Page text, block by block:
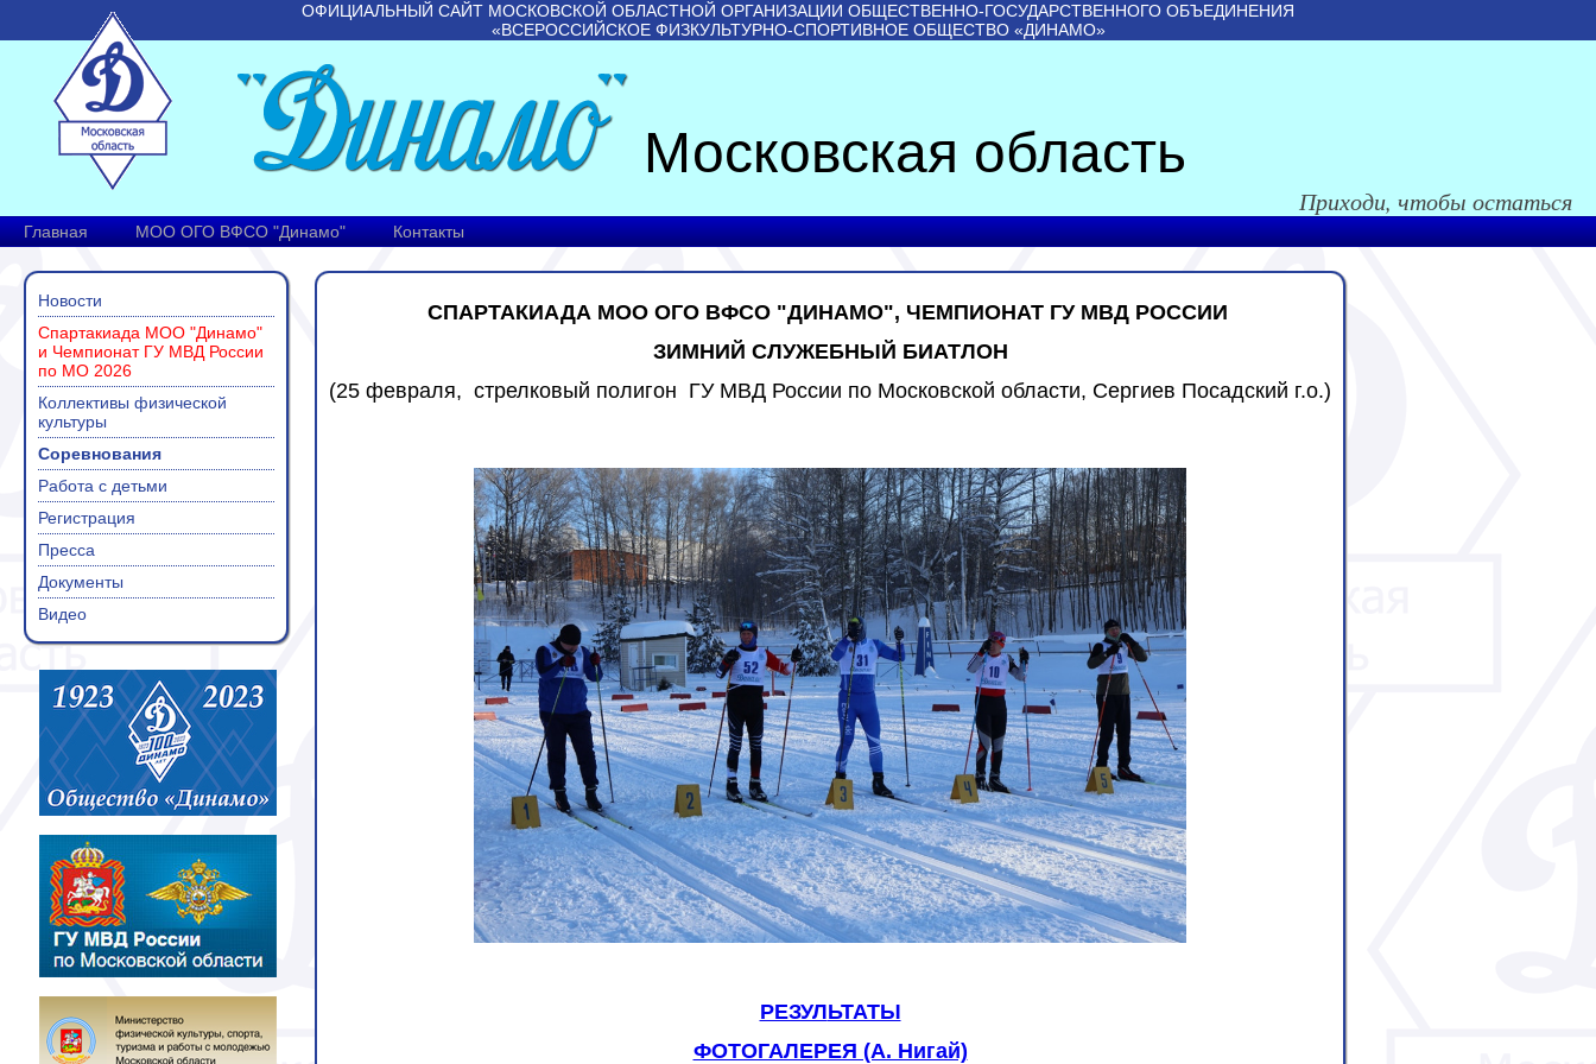
ОФИЦИАЛЬНЫЙ САЙТ МОСКОВСКОЙ ОБЛАСТНОЙ ОРГАНИЗАЦИИ ОБЩЕСТВЕННО-ГОСУДАРСТВЕННОГО ОБЪЕДИНЕНИЯ
«ВСЕРОССИЙСКОЕ ФИЗКУЛЬТУРНО-СПОРТИВНОЕ ОБЩЕСТВО «ДИНАМО»
Московская область
Приходи, чтобы остаться
Главная МОО ОГО ВФСО "Динамо" Контакты
Новости
Спартакиада МОО "Динамо"
и Чемпионат ГУ МВД России
по МО 2026
Коллективы физической
культуры
Соревнования
Работа с детьми
Регистрация
Пресса
Документы
Видео
СПАРТАКИАДА МОО ОГО ВФСО "ДИНАМО", ЧЕМПИОНАТ ГУ МВД РОССИИ
ЗИМНИЙ СЛУЖЕБНЫЙ БИАТЛОН
(25 февраля, стрелковый полигон ГУ МВД России по Московской области, Сергиев Посадский г.о.)
РЕЗУЛЬТАТЫ
ФОТОГАЛЕРЕЯ (А. Нигай)